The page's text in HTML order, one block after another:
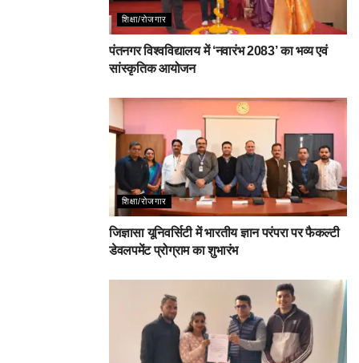
शिक्षा/रोजगार
पंतनगर विश्वविद्यालय में ‘नवारंभ 2083’ का भव्य एवं
सांस्कृतिक आयोजन
शिक्षा/रोजगार
जिज्ञासा यूनिवर्सिटी में भारतीय ज्ञान परंपरा पर फैकल्टी
डेवलपमेंट प्रोग्राम का शुभारंभ